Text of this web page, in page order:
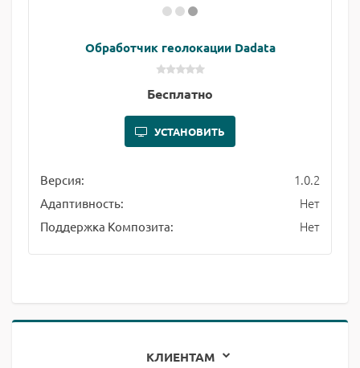
Обработчик геолокации Dadata
Бесплатно
УСТАНОВИТЬ
Версия: 1.0.2
Адаптивность: Нет
Поддержка Композита: Нет
КЛИЕНТАМ